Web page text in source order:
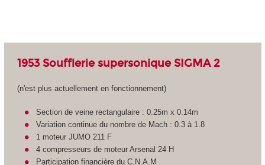
1953 Soufflerie supersonique SIGMA 2
(n'est plus actuellement en fonctionnement)
Section de veine rectangulaire : 0.25m x 0.14m
Variation continue du nombre de Mach : 0.3 à 1.8
1 moteur JUMO 211 F
4 compresseurs de moteur Arsenal 24 H
Participation financière du C.N.A.M